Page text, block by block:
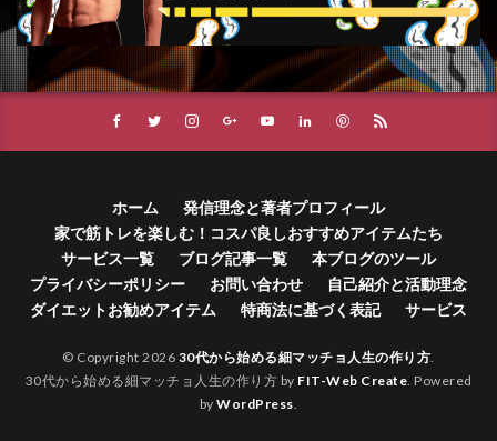
ホーム
発信理念と著者プロフィール
家で筋トレを楽しむ！コスパ良しおすすめアイテムたち
サービス一覧
ブログ記事一覧
本ブログのツール
プライバシーポリシー
お問い合わせ
自己紹介と活動理念
ダイエットお勧めアイテム
特商法に基づく表記 サービス
© Copyright 2026 30代から始める細マッチョ人生の作り方.
30代から始める細マッチョ人生の作り方 by FIT-Web Create. Powered
byWordPress.